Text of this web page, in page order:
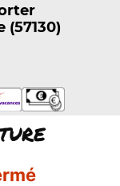
(57130)